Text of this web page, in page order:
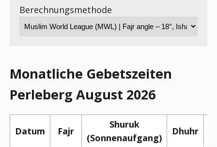
Berechnungsmethode
Monatliche Gebetszeiten
Perleberg August 2026
Datum Fajr
Shuruk
(Sonnenaufgang)
Dhuhr